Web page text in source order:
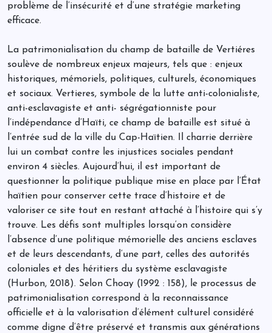
problème de l’insécurité et d’une stratégie marketing
efficace.
La patrimonialisation du champ de bataille de Vertiéres
soulève de nombreux enjeux majeurs, tels que : enjeux
historiques, mémoriels, politiques, culturels, économiques
et sociaux. Vertieres, symbole de la lutte anti-colonialiste,
anti-esclavagiste et anti- ségrégationniste pour
l’indépendance d’Haïti, ce champ de bataille est situé à
l’entrée sud de la ville du Cap-Haïtien. Il charrie derrière
lui un combat contre les injustices sociales pendant
environ 4 siècles. Aujourd’hui, il est important de
questionner la politique publique mise en place par l’État
haïtien pour conserver cette trace d’histoire et de
valoriser ce site tout en restant attaché à l’histoire qui s’y
trouve. Les défis sont multiples lorsqu’on considère
l’absence d’une politique mémorielle des anciens esclaves
et de leurs descendants, d’une part, celles des autorités
coloniales et des héritiers du système esclavagiste
(Hurbon, 2018). Selon Choay (1992 : 158), le processus de
patrimonialisation correspond à la reconnaissance
officielle et à la valorisation d’élément culturel considéré
comme digne d’être préservé et transmis aux générations